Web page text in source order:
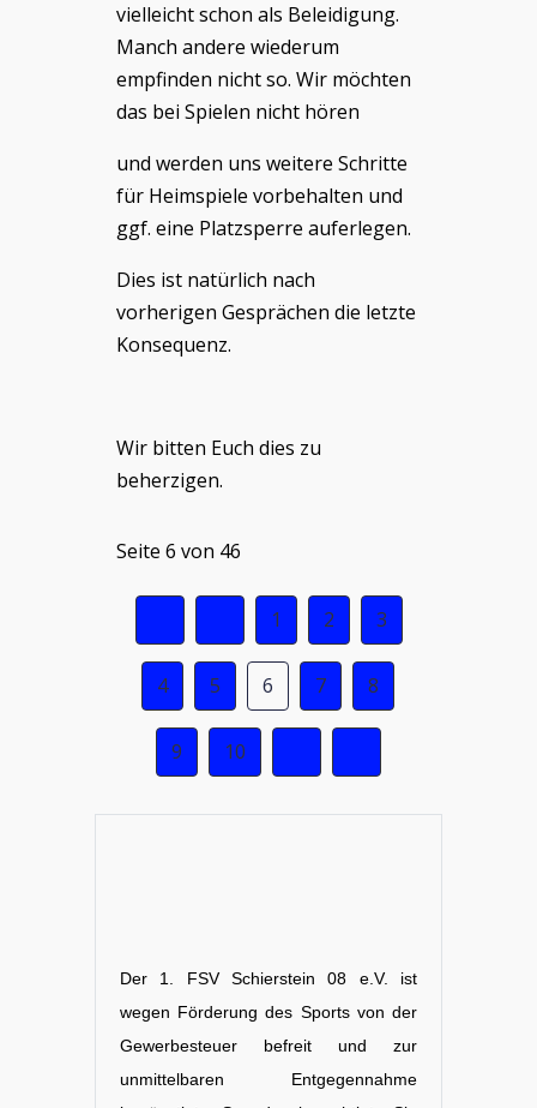
vielleicht schon als Beleidigung.
Manch andere wiederum
empfinden nicht so. Wir möchten
das bei Spielen nicht hören
und werden uns weitere Schritte
für Heimspiele vorbehalten und
ggf. eine Platzsperre auferlegen.
Dies ist natürlich nach
vorherigen Gesprächen die letzte
Konsequenz.
Wir bitten Euch dies zu
beherzigen.
Seite 6 von 46
1 2 3
4 5 6 7 8
9 10
Der 1. FSV Schierstein 08 e.V. ist
wegen Förderung des Sports von der
Gewerbesteuer befreit und zur
unmittelbaren Entgegennahme